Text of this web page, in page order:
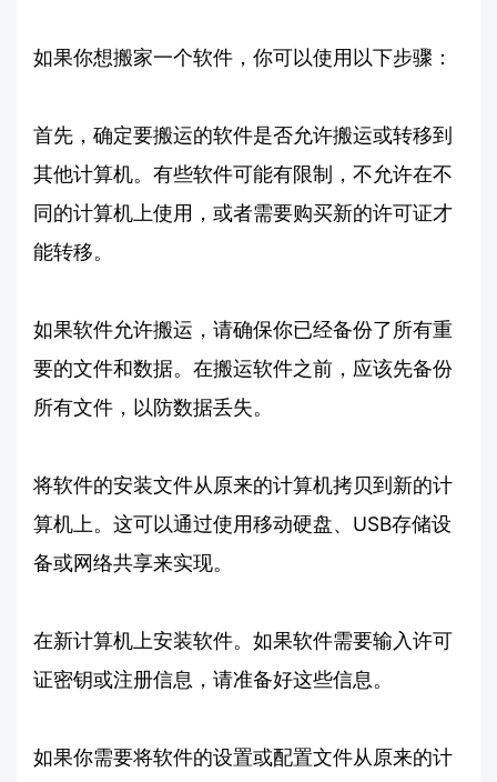
如果你想搬家一个软件，你可以使用以下步骤：
首先，确定要搬运的软件是否允许搬运或转移到
其他计算机。有些软件可能有限制，不允许在不
同的计算机上使用，或者需要购买新的许可证才
能转移。
如果软件允许搬运，请确保你已经备份了所有重
要的文件和数据。在搬运软件之前，应该先备份
所有文件，以防数据丢失。
将软件的安装文件从原来的计算机拷贝到新的计
算机上。这可以通过使用移动硬盘、USB存储设
备或网络共享来实现。
在新计算机上安装软件。如果软件需要输入许可
证密钥或注册信息，请准备好这些信息。
如果你需要将软件的设置或配置文件从原来的计